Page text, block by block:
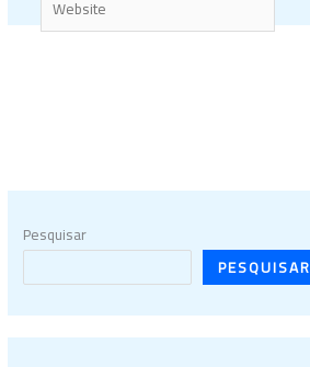
Pesquisar
PESQUISAR